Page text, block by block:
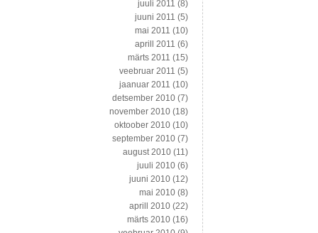
juuli 2011 (8)
juuni 2011 (5)
mai 2011 (10)
aprill 2011 (6)
märts 2011 (15)
veebruar 2011 (5)
jaanuar 2011 (10)
detsember 2010 (7)
november 2010 (18)
oktoober 2010 (10)
september 2010 (7)
august 2010 (11)
juuli 2010 (6)
juuni 2010 (12)
mai 2010 (8)
aprill 2010 (22)
märts 2010 (16)